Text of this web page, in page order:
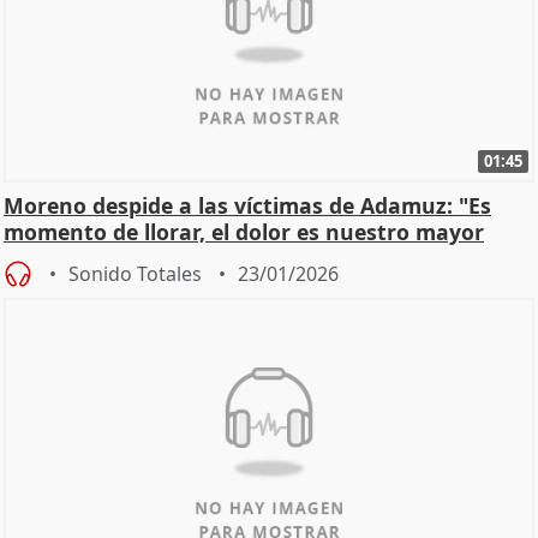
01:45
Moreno despide a las víctimas de Adamuz: "Es
momento de llorar, el dolor es nuestro mayor
homenaje"
Sonido Totales 23/01/2026